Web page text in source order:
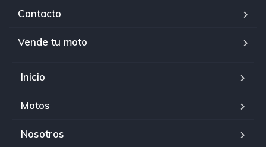
Contacto
Vende tu moto
Inicio
Motos
Nosotros